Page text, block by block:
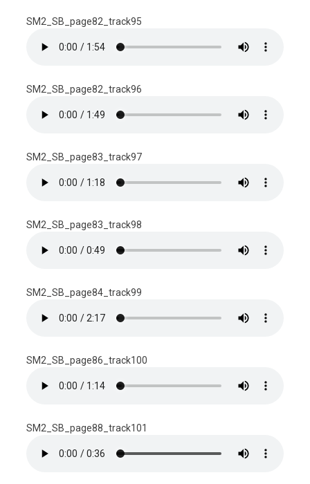
SM2_SB_page82_track95
SM2_SB_page82_track96
SM2_SB_page83_track97
SM2_SB_page83_track98
SM2_SB_page84_track99
SM2_SB_page86_track100
SM2_SB_page88_track101